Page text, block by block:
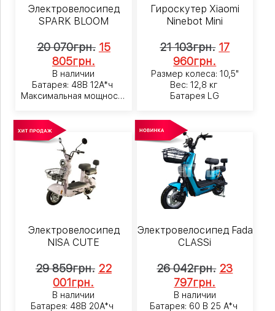
Электровелосипед
SPARK BLOOM
20 070грн. 15
805грн.
В наличии
Батарея: 48В 12А*ч
Максимальная мощность
Гироскутер Xiaomi
Ninebot Mini
21 103грн. 17
960грн.
Размер колеса: 10,5"
Вес: 12,8 кг
Батарея LG
Электровелосипед
NISA CUTE
29 859грн. 22
001грн.
В наличии
Батарея: 48В 20А*ч
Электровелосипед Fada
CLASSi
26 042грн. 23
797грн.
В наличии
Батарея: 60 В 25 А*ч